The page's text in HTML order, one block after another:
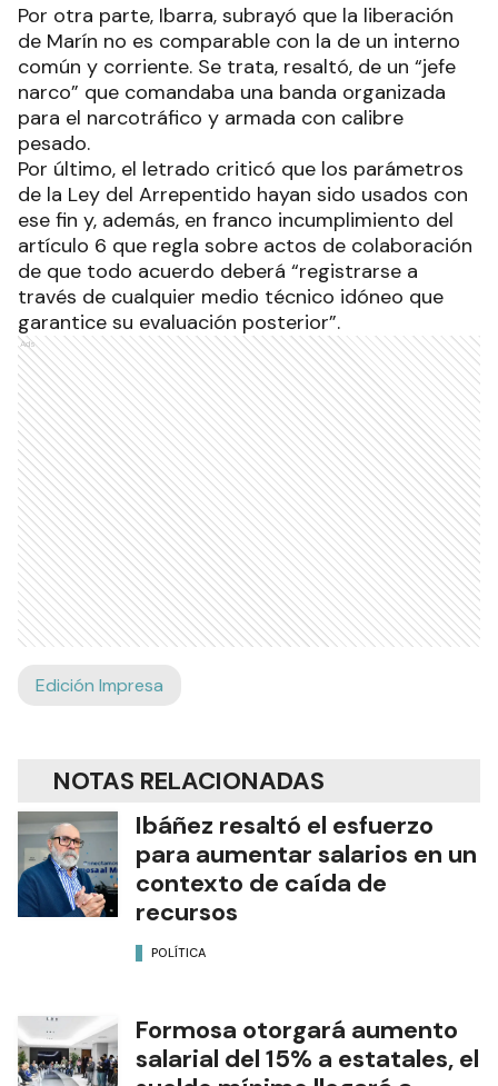
Por otra parte, Ibarra, subrayó que la liberación
de Marín no es comparable con la de un interno
común y corriente. Se trata, resaltó, de un “jefe
narco” que comandaba una banda organizada
para el narcotráfico y armada con calibre
pesado.
Por último, el letrado criticó que los parámetros
de la Ley del Arrepentido hayan sido usados con
ese fin y, además, en franco incumplimiento del
artículo 6 que regla sobre actos de colaboración
de que todo acuerdo deberá “registrarse a
través de cualquier medio técnico idóneo que
garantice su evaluación posterior”.
Ads
Edición Impresa
NOTAS RELACIONADAS
Ibáñez resaltó el esfuerzo
para aumentar salarios en un
contexto de caída de
recursos
POLÍTICA
Formosa otorgará aumento
salarial del 15% a estatales, el